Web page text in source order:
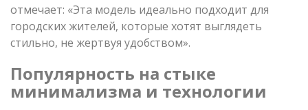
отмечает: «Эта модель идеально подходит для
городских жителей, которые хотят выглядеть
стильно, не жертвуя удобством».
Популярность на стыке
минимализма и технологии